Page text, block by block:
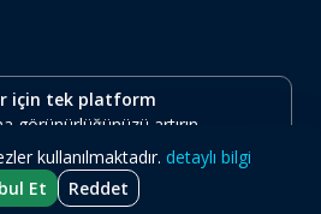
için tek platform
görünürlüğünüzü artırın.
- Tüm hakları saklıdır.
kullanılmaktadır. detaylı bilgi
Et
Reddet